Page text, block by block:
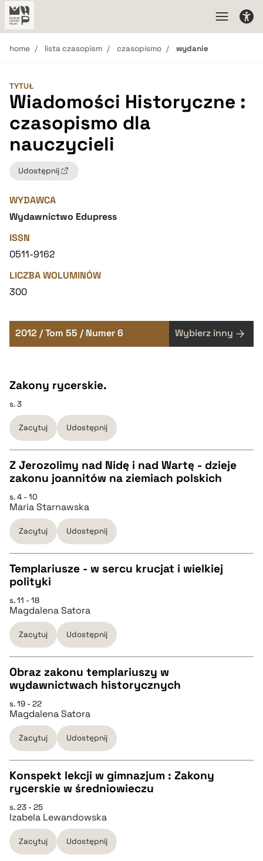
home lista czasopism czasopismo wydanie
TYTUŁ
Wiadomości Historyczne :
czasopismo dla
nauczycieli
Udostępnij
WYDAWCA
Wydawnictwo Edupress
ISSN
0511-9162
LICZBA WOLUMINÓW
300
2012 / Tom 55 / Numer 6 Wybierz inny
Zakony rycerskie.
s. 3
Zacytuj Udostępnij
CZYSTY TEKST
pobierz cytat
BIBTEX
pobierz cytat
Z Jerozolimy nad Nidę i nad Wartę - dzieje
zakonu joannitów na ziemiach polskich
s. 4 - 10
Maria Starnawska
Zacytuj Udostępnij
CZYSTY TEKST
pobierz cytat
BIBTEX
Templariusze - w sercu krucjat i wielkiej
polityki
s. 11 - 18
Magdalena Satora
Zacytuj Udostępnij
CZYSTY TEKST
pobierz cytat
BIBTEX
Obraz zakonu templariuszy w
wydawnictwach historycznych
s. 19 - 22
Magdalena Satora
Zacytuj Udostępnij
CZYSTY TEKST
pobierz cytat
Konspekt lekcji w gimnazjum : Zakony
rycerskie w średniowieczu
s. 23 - 25
Izabela Lewandowska
Zacytuj Udostępnij